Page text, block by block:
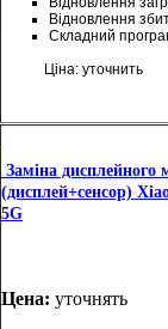
Відновлення
Складний
Ціна: уточнить
Заміна дисплейного
(дисплей+сенсор)
5G
Цена: уточнять